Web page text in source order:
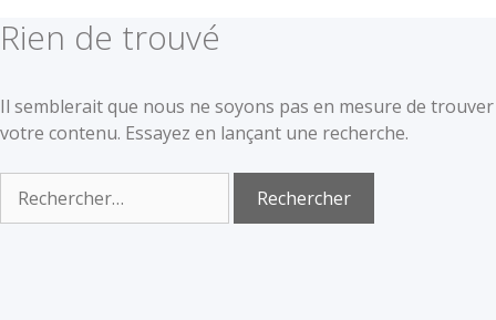
Rien de trouvé
Il semblerait que nous ne soyons pas en mesure de trouver
votre contenu. Essayez en lançant une recherche.